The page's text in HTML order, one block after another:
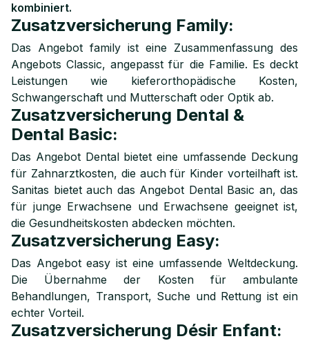
kombiniert.
Zusatzversicherung Family:
Das Angebot family ist eine Zusammenfassung des
Angebots Classic, angepasst für die Familie. Es deckt
Leistungen wie kieferorthopädische Kosten,
Schwangerschaft und Mutterschaft oder Optik ab.
Zusatzversicherung Dental &
Dental Basic:
Das Angebot Dental bietet eine umfassende Deckung
für Zahnarztkosten, die auch für Kinder vorteilhaft ist.
Sanitas bietet auch das Angebot Dental Basic an, das
für junge Erwachsene und Erwachsene geeignet ist,
die Gesundheitskosten abdecken möchten.
Zusatzversicherung Easy:
Das Angebot easy ist eine umfassende Weltdeckung.
Die Übernahme der Kosten für ambulante
Behandlungen, Transport, Suche und Rettung ist ein
echter Vorteil.
Zusatzversicherung Désir Enfant: